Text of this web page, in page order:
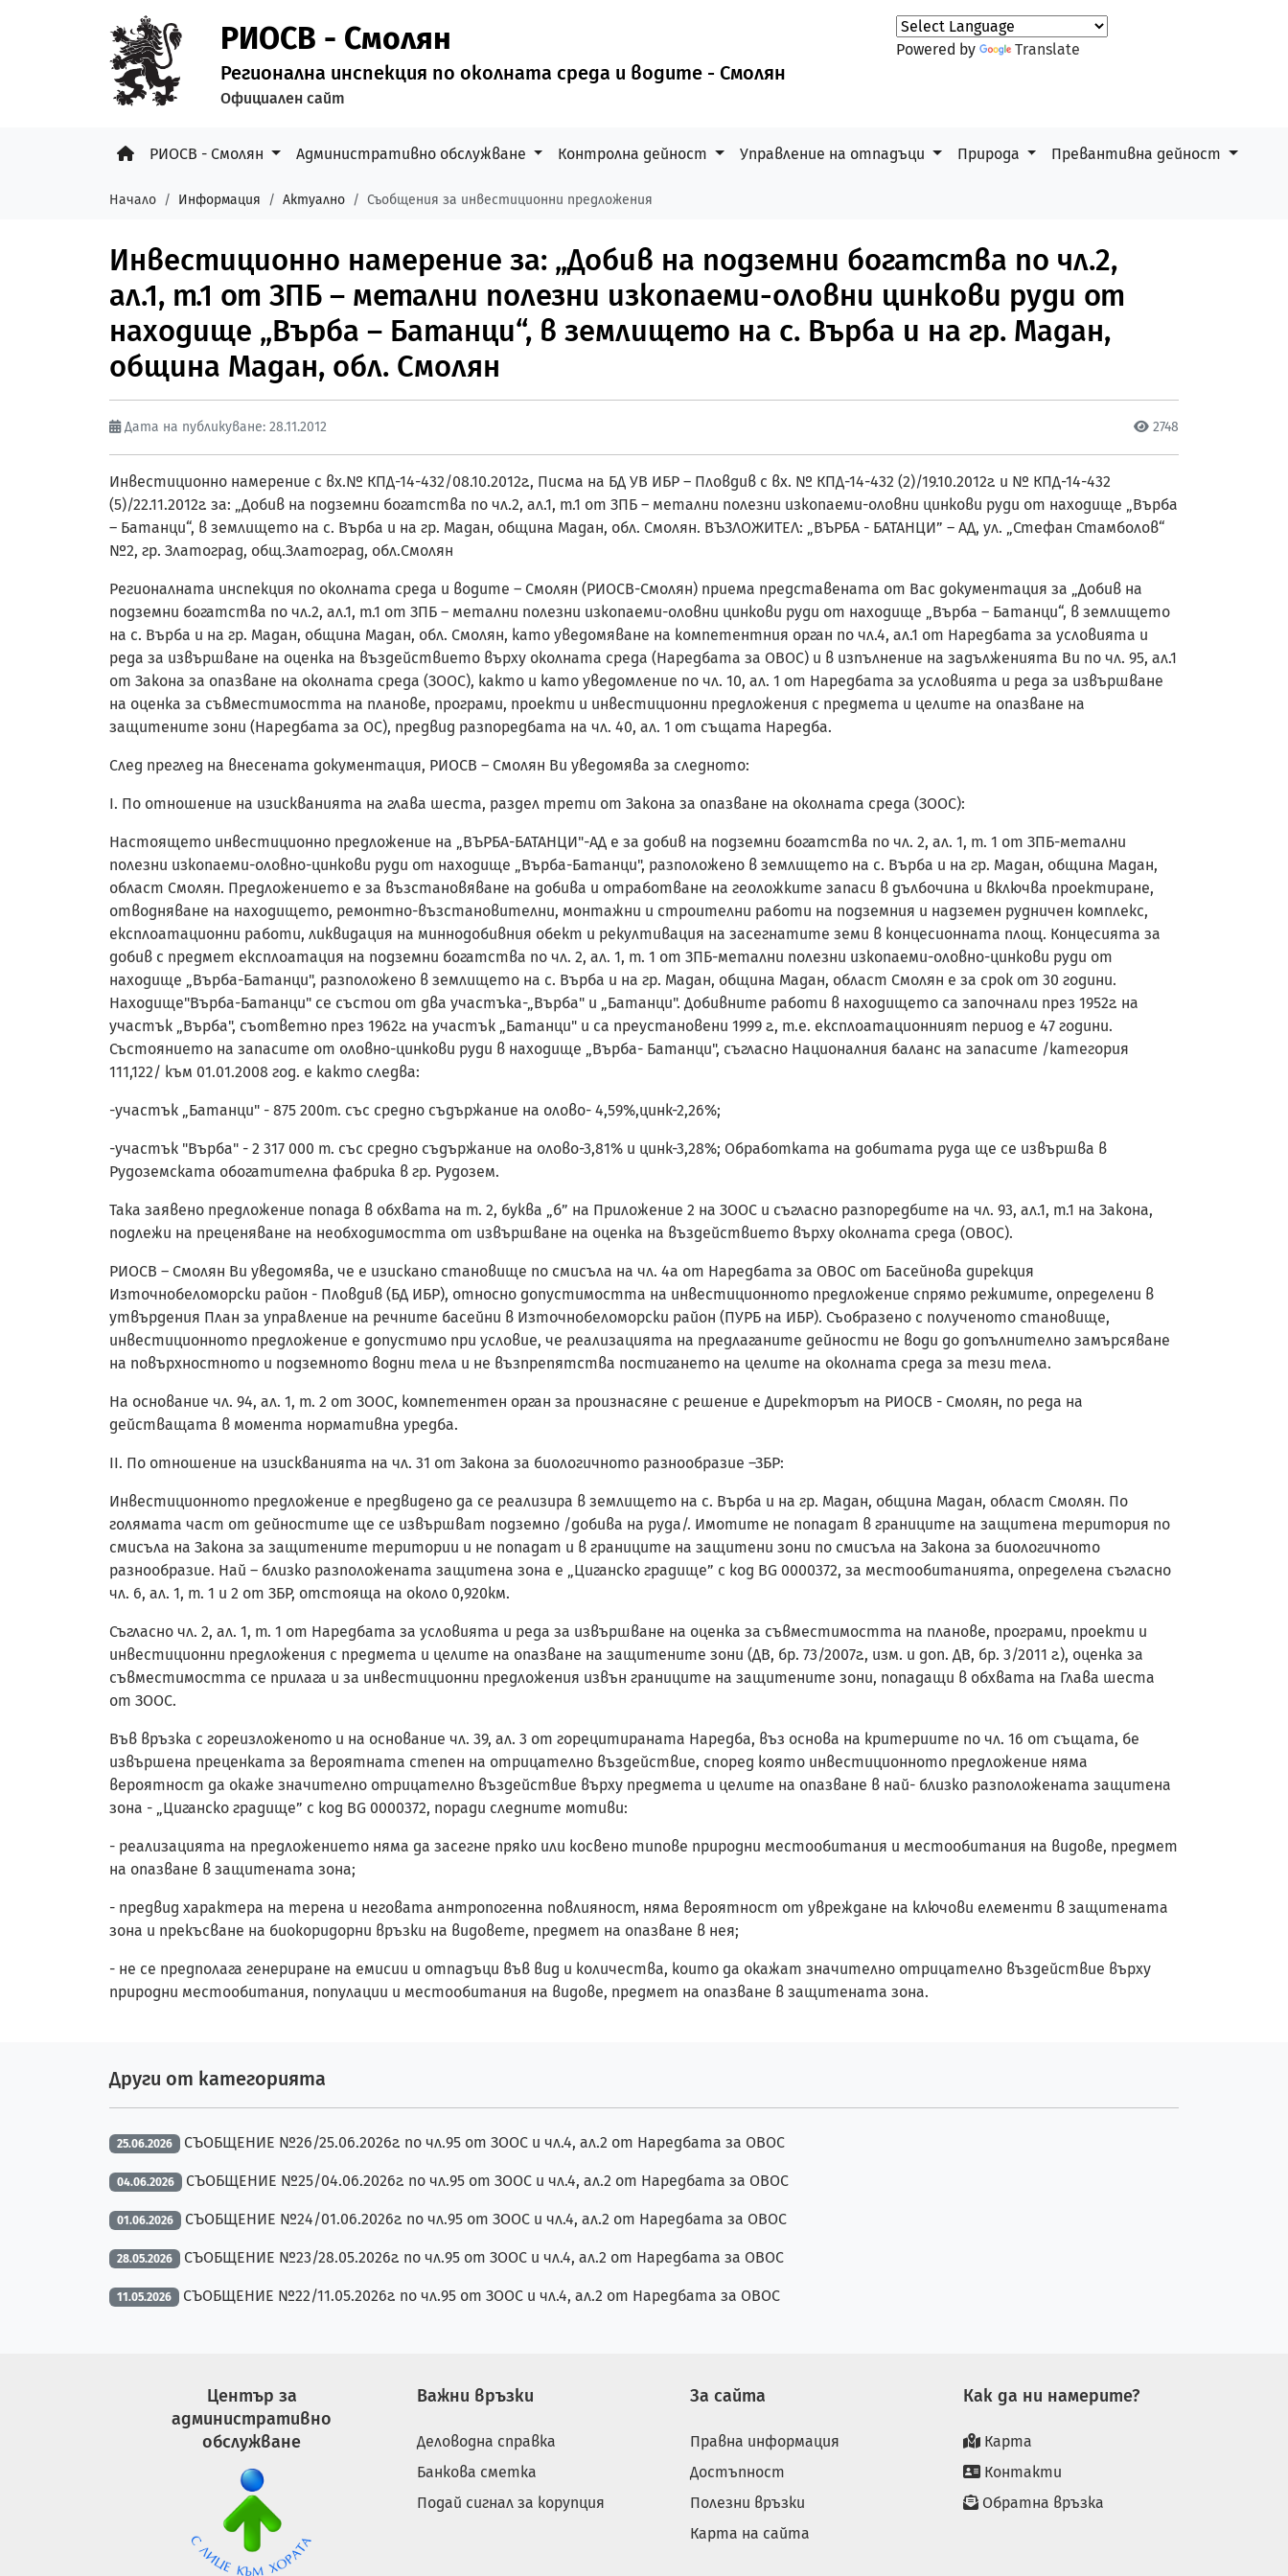
Powered by Translate
РИОСВ - Смолян
Регионална инспекция по околната среда и водите - Смолян
Официален сайт
РИОСВ - Смолян Административно обслужване Контролна дейност Управление на отпадъци Природа Превантивна дейност
Начало Информация Актуално Съобщения за инвестиционни предложения
Инвестиционно намерение за: „Добив на подземни богатства по чл.2,
ал.1, т.1 от ЗПБ – метални полезни изкопаеми-оловни цинкови руди от
находище „Върба – Батанци“, в землището на с. Върба и на гр. Мадан,
община Мадан, обл. Смолян
Дата на публикуване: 28.11.2012 2748
Инвестиционно намерение с вх.№ КПД-14-432/08.10.2012г., Писма на БД УВ ИБР – Пловдив с вх. № КПД-14-432 (2)/19.10.2012г. и № КПД-14-432
(5)/22.11.2012г. за: „Добив на подземни богатства по чл.2, ал.1, т.1 от ЗПБ – метални полезни изкопаеми-оловни цинкови руди от находище „Върба
– Батанци“, в землището на с. Върба и на гр. Мадан, община Мадан, обл. Смолян. ВЪЗЛОЖИТЕЛ: „ВЪРБА - БАТАНЦИ” – АД, ул. „Стефан Стамболов“
№2, гр. Златоград, общ.Златоград, обл.Смолян
Регионалната инспекция по околната среда и водите – Смолян (РИОСВ-Смолян) приема представената от Вас документация за „Добив на
подземни богатства по чл.2, ал.1, т.1 от ЗПБ – метални полезни изкопаеми-оловни цинкови руди от находище „Върба – Батанци“, в землището
на с. Върба и на гр. Мадан, община Мадан, обл. Смолян, като уведомяване на компетентния орган по чл.4, ал.1 от Наредбата за условията и
реда за извършване на оценка на въздействието върху околната среда (Наредбата за ОВОС) и в изпълнение на задълженията Ви по чл. 95, ал.1
от Закона за опазване на околната среда (ЗООС), както и като уведомление по чл. 10, ал. 1 от Наредбата за условията и реда за извършване
на оценка за съвместимостта на планове, програми, проекти и инвестиционни предложения с предмета и целите на опазване на
защитените зони (Наредбата за ОС), предвид разпоредбата на чл. 40, ал. 1 от същата Наредба.
След преглед на внесената документация, РИОСВ – Смолян Ви уведомява за следното:
I. По отношение на изискванията на глава шеста, раздел трети от Закона за опазване на околната среда (ЗООС):
Настоящето инвестиционно предложение на „ВЪРБА-БАТАНЦИ"-АД е за добив на подземни богатства по чл. 2, ал. 1, т. 1 от ЗПБ-метални
полезни изкопаеми-оловно-цинкови руди от находище „Върба-Батанци", разположено в землището на с. Върба и на гр. Мадан, община Мадан,
област Смолян. Предложението е за възстановяване на добива и отработване на геоложките запаси в дълбочина и включва проектиране,
отводняване на находището, ремонтно-възстановителни, монтажни и строителни работи на подземния и надземен рудничен комплекс,
експлоатационни работи, ликвидация на миннодобивния обект и рекултивация на засегнатите земи в концесионната площ. Концесията за
добив с предмет експлоатация на подземни богатства по чл. 2, ал. 1, т. 1 от ЗПБ-метални полезни изкопаеми-оловно-цинкови руди от
находище „Върба-Батанци", разположено в землището на с. Върба и на гр. Мадан, община Мадан, област Смолян е за срок от 30 години.
Находище"Върба-Батанци" се състои от два участъка-„Върба" и „Батанци". Добивните работи в находището са започнали през 1952г. на
участък „Върба", съответно през 1962г. на участък „Батанци" и са преустановени 1999 г., т.е. експлоатационният период е 47 години.
Състоянието на запасите от оловно-цинкови руди в находище „Върба- Батанци", съгласно Националния баланс на запасите /категория
111,122/ към 01.01.2008 год. е както следва:
-участък „Батанци" - 875 200т. със средно съдържание на олово- 4,59%,цинк-2,26%;
-участък "Върба" - 2 317 000 т. със средно съдържание на олово-3,81% и цинк-3,28%; Обработката на добитата руда ще се извършва в
Рудоземската обогатителна фабрика в гр. Рудозем.
Така заявено предложение попада в обхвата на т. 2, буква „б” на Приложение 2 на ЗООС и съгласно разпоредбите на чл. 93, ал.1, т.1 на Закона,
подлежи на преценяване на необходимостта от извършване на оценка на въздействието върху околната среда (ОВОС).
РИОСВ – Смолян Ви уведомява, че е изискано становище по смисъла на чл. 4а от Наредбата за ОВОС от Басейнова дирекция
Източнобеломорски район - Пловдив (БД ИБР), относно допустимостта на инвестиционното предложение спрямо режимите, определени в
утвърдения План за управление на речните басейни в Източнобеломорски район (ПУРБ на ИБР). Съобразено с полученото становище,
инвестиционното предложение е допустимо при условие, че реализацията на предлаганите дейности не води до допълнително замърсяване
на повърхностното и подземното водни тела и не възпрепятства постигането на целите на околната среда за тези тела.
На основание чл. 94, ал. 1, т. 2 от ЗООС, компетентен орган за произнасяне с решение е Директорът на РИОСВ - Смолян, по реда на
действащата в момента нормативна уредба.
II. По отношение на изискванията на чл. 31 от Закона за биологичното разнообразие –ЗБР:
Инвестиционното предложение е предвидено да се реализира в землището на с. Върба и на гр. Мадан, община Мадан, област Смолян. По
голямата част от дейностите ще се извършват подземно /добива на руда/. Имотите не попадат в границите на защитена територия по
смисъла на Закона за защитените територии и не попадат и в границите на защитени зони по смисъла на Закона за биологичното
разнообразие. Най – близко разположената защитена зона е „Циганско градище” с код BG 0000372, за местообитанията, определена съгласно
чл. 6, ал. 1, т. 1 и 2 от ЗБР, отстояща на около 0,920км.
Съгласно чл. 2, ал. 1, т. 1 от Наредбата за условията и реда за извършване на оценка за съвместимостта на планове, програми, проекти и
инвестиционни предложения с предмета и целите на опазване на защитените зони (ДВ, бр. 73/2007г., изм. и доп. ДВ, бр. 3/2011 г.), оценка за
съвместимостта се прилага и за инвестиционни предложения извън границите на защитените зони, попадащи в обхвата на Глава шеста
от ЗООС.
Във връзка с гореизложеното и на основание чл. 39, ал. 3 от горецитираната Наредба, въз основа на критериите по чл. 16 от същата, бе
извършена преценката за вероятната степен на отрицателно въздействие, според която инвестиционното предложение няма
вероятност да окаже значително отрицателно въздействие върху предмета и целите на опазване в най- близко разположената защитена
зона - „Циганско градище” с код BG 0000372, поради следните мотиви:
- реализацията на предложението няма да засегне пряко или косвено типове природни местообитания и местообитания на видове, предмет
на опазване в защитената зона;
- предвид характера на терена и неговата антропогенна повлияност, няма вероятност от увреждане на ключови елементи в защитената
зона и прекъсване на биокоридорни връзки на видовете, предмет на опазване в нея;
- не се предполага генериране на емисии и отпадъци във вид и количества, които да окажат значително отрицателно въздействие върху
природни местообитания, популации и местообитания на видове, предмет на опазване в защитената зона.
Други от категорията
25.06.2026 СЪОБЩЕНИЕ №26/25.06.2026г. по чл.95 от ЗООС и чл.4, ал.2 от Наредбата за ОВОС
04.06.2026 СЪОБЩЕНИЕ №25/04.06.2026г. по чл.95 от ЗООС и чл.4, ал.2 от Наредбата за ОВОС
01.06.2026 СЪОБЩЕНИЕ №24/01.06.2026г. по чл.95 от ЗООС и чл.4, ал.2 от Наредбата за ОВОС
28.05.2026 СЪОБЩЕНИЕ №23/28.05.2026г. по чл.95 от ЗООС и чл.4, ал.2 от Наредбата за ОВОС
11.05.2026 СЪОБЩЕНИЕ №22/11.05.2026г. по чл.95 от ЗООС и чл.4, ал.2 от Наредбата за ОВОС
Център за
административно
обслужване
Важни връзки
Деловодна справка
Банкова сметка
Подай сигнал за корупция
За сайта
Правна информация
Достъпност
Полезни връзки
Карта на сайта
Как да ни намерите?
Карта
Контакти
Обратна връзка